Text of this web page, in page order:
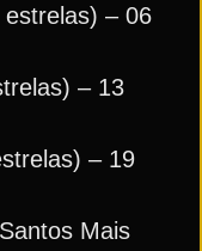
– 06
– 13
– 19
Mais